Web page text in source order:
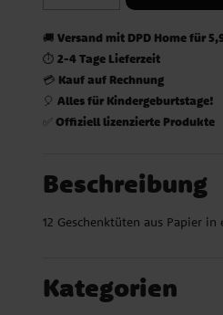
🚚Versand mit DPD Home für
⏱️2-4 Tage Lieferzeit
💳 Kauf auf Rechnung
🎈Alles für Kindergeburtstage!
✅Offiziell lizenzierte Produkte
Beschreibung
12 Geschenktüten aus Papier
Kategorien